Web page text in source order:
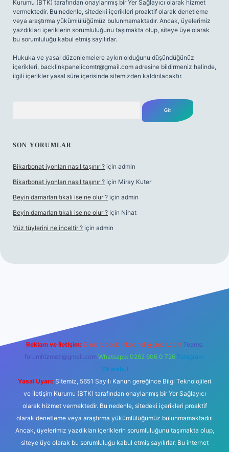
Kurumu (BTK) tarafından onaylanmış bir Yer Sağlayıcı olarak hizmet
vermektedir. Bu nedenle, sitedeki içerikleri proaktif olarak denetleme
veya araştırma yükümlülüğümüz bulunmamaktadır. Ancak, üyelerimiz
yazdıkları içeriklerin sorumluluğunu taşımakta olup, siteye üye olarak
bu sorumluluğu kabul etmiş sayılırlar.
Hukuka ve yasal düzenlemelere aykırı olduğunu düşündüğünüz
içerikleri, backlinkpanelicomtr@gmail.com adresine bildirmeniz halinde,
ilgili içerikler yasal süre içerisinde sitemizden kaldırılacaktır.
SON YORUMLAR
Bikarbonat iyonları nasıl taşınır ? için admin
Bikarbonat iyonları nasıl taşınır ? için Miray Kuter
Beyin damarları tıkalı ise ne olur ? için admin
Beyin damarları tıkalı ise ne olur ? için Nihat
Yüz tüylerini ne inceltir ? için admin
Reklam ve İletişim: E-mail: backlinkpaneli@gmail.com Teams:
forumhizmeti@gmail.com Whatsapp: 0262 606 0 726 Telegram:
@karabul
Yasal Uyarı: Sitemiz, 5651 Sayılı Kanun gereğince Bilgi Teknolojileri
ve İletişim Kurumu (BTK) tarafından onaylanmış bir Yer Sağlayıcı
olarak hizmet vermektedir. Bu nedenle, sitedeki içerikleri proaktif
olarak denetleme veya araştırma yükümlülüğümüz bulunmamaktadır.
Ancak, üyelerimiz yazdıkları içeriklerin sorumluluğunu taşımakta olup,
siteye üye olarak bu sorumluluğu kabul etmiş sayılırlar. Bu internet